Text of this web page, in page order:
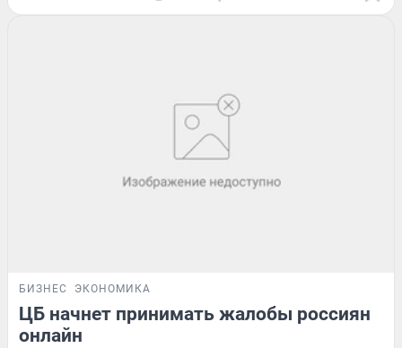
БИЗНЕС ЭКОНОМИКА
ЦБ начнет принимать жалобы россиян
онлайн